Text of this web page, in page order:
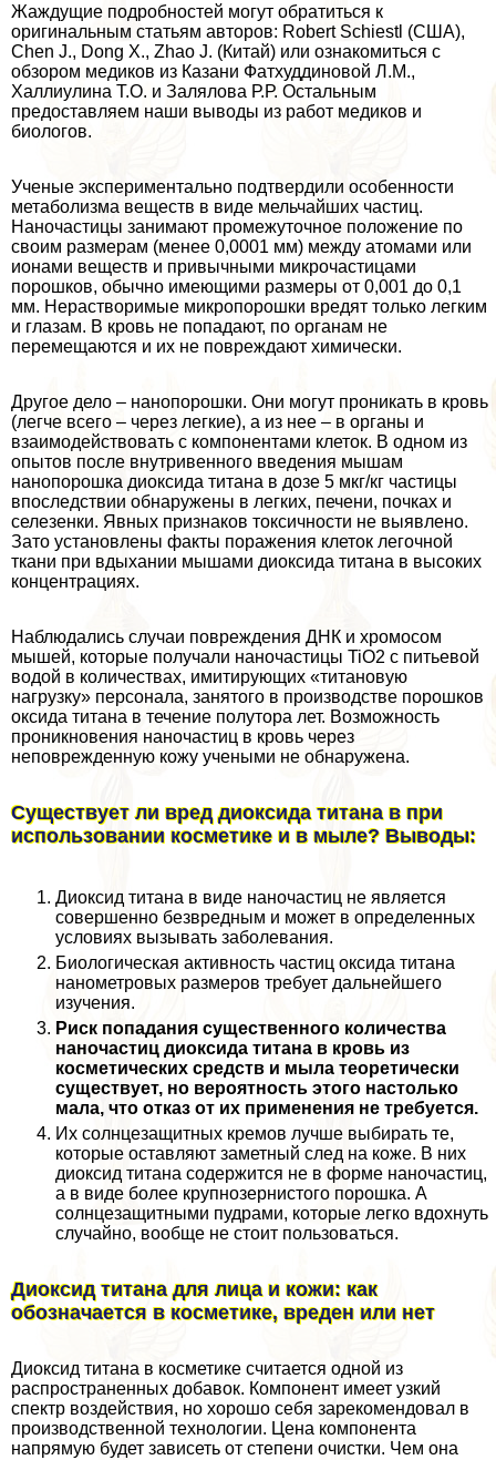
Жаждущие подробностей могут обратиться к
оригинальным статьям авторов: Robert Schiestl (США),
Chen J., Dong X., Zhao J. (Китай) или ознакомиться с
обзором медиков из Казани Фатхуддиновой Л.М.,
Халлиулина Т.О. и Залялова Р.Р. Остальным
предоставляем наши выводы из работ медиков и
биологов.
Ученые экспериментально подтвердили особенности
метаболизма веществ в виде мельчайших частиц.
Наночастицы занимают промежуточное положение по
своим размерам (менее 0,0001 мм) между атомами или
ионами веществ и привычными микрочастицами
порошков, обычно имеющими размеры от 0,001 до 0,1
мм. Нерастворимые микропорошки вредят только легким
и глазам. В кровь не попадают, по органам не
перемещаются и их не повреждают химически.
Другое дело – нанопорошки. Они могут проникать в кровь
(легче всего – через легкие), а из нее – в органы и
взаимодействовать с компонентами клеток. В одном из
опытов после внутривенного введения мышам
нанопорошка диоксида титана в дозе 5 мкг/кг частицы
впоследствии обнаружены в легких, печени, почках и
селезенки. Явных признаков токсичности не выявлено.
Зато установлены факты поражения клеток легочной
ткани при вдыхании мышами диоксида титана в высоких
концентрациях.
Наблюдались случаи повреждения ДНК и хромосом
мышей, которые получали наночастицы TiO2 с питьевой
водой в количествах, имитирующих «титановую
нагрузку» персонала, занятого в производстве порошков
оксида титана в течение полутора лет. Возможность
проникновения наночастиц в кровь через
неповрежденную кожу учеными не обнаружена.
Существует ли вред диоксида титана в при
использовании косметике и в мыле? Выводы:
Диоксид титана в виде наночастиц не является
совершенно безвредным и может в определенных
условиях вызывать заболевания.
Биологическая активность частиц оксида титана
нанометровых размеров требует дальнейшего
изучения.
Риск попадания существенного количества
наночастиц диоксида титана в кровь из
косметических средств и мыла теоретически
существует, но вероятность этого настолько
мала, что отказ от их применения не требуется.
Их солнцезащитных кремов лучше выбирать те,
которые оставляют заметный след на коже. В них
диоксид титана содержится не в форме наночастиц,
а в виде более крупнозернистого порошка. А
солнцезащитными пудрами, которые легко вдохнуть
случайно, вообще не стоит пользоваться.
Диоксид титана для лица и кожи: как
обозначается в косметике, вреден или нет
Диоксид титана в косметике считается одной из
распространенных добавок. Компонент имеет узкий
спектр воздействия, но хорошо себя зарекомендовал в
производственной технологии. Цена компонента
напрямую будет зависеть от степени очистки. Чем она